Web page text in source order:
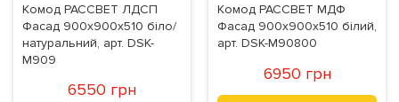
Комод РАССВЕТ ЛДСП
Фасад 900х900х510 біло/
натуральний, арт. DSK-
M909
6550 грн
Комод РАССВЕТ МДФ
Фасад 900х900х510 білий,
арт. DSK-M90800
6950 грн